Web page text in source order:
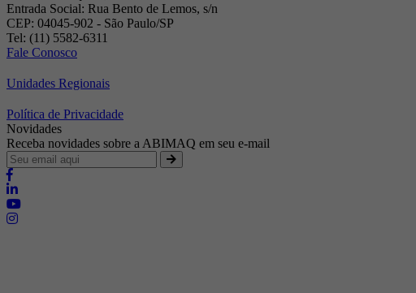
Entrada Social: Rua Bento de Lemos, s/n
CEP: 04045-902 - São Paulo/SP
Tel: (11) 5582-6311
Fale Conosco
Unidades Regionais
Política de Privacidade
Novidades
Receba novidades sobre a ABIMAQ em seu e-mail